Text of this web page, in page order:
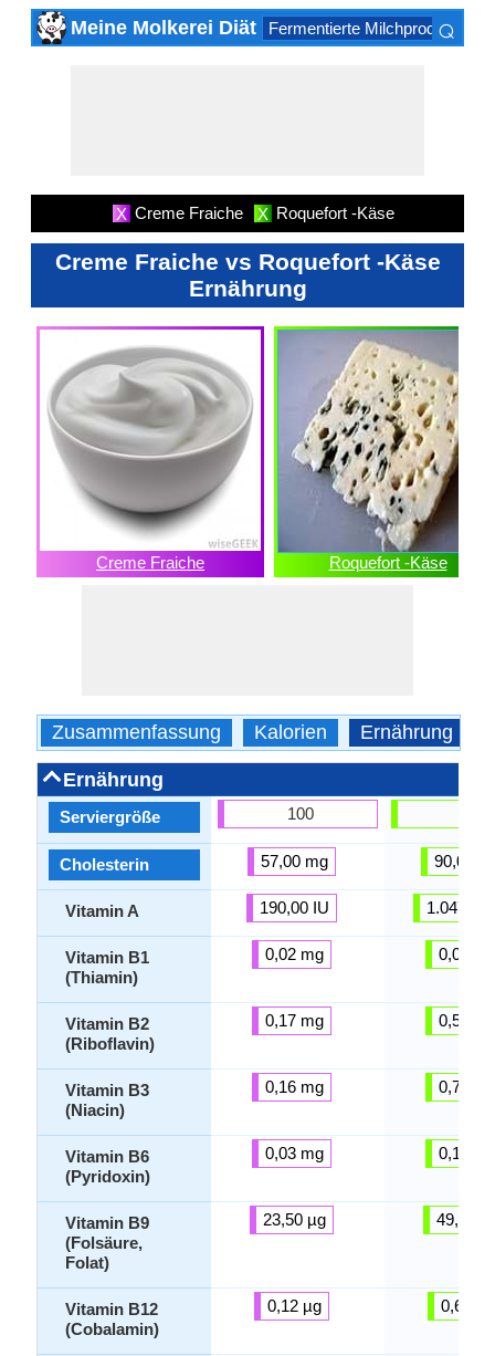
Meine Molkerei Diät Fermentierte Milchprodukte
⌕
X Creme Fraiche X Roquefort -Käse
Creme Fraiche vs Roquefort -Käse
Ernährung
Creme Fraiche Roquefort -Käse
Zusammenfassung Kalorien Ernährung
Ernährung
Serviergröße
Cholesterin
Vitamin A
Vitamin B1
(Thiamin)
Vitamin B2
(Riboflavin)
Vitamin B3
(Niacin)
Vitamin B6
(Pyridoxin)
Vitamin B9
(Folsäure,
Folat)
Vitamin B12
(Cobalamin)
100
57,00 mg
190,00 IU
0,02 mg
0,17 mg
0,16 mg
0,03 mg
23,50 µg
0,12 µg
90,00
1.047,00
0,04
0,59
0,73
0,12
49,00
0,64 µg